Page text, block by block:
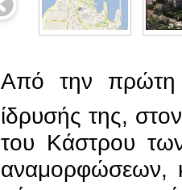
Από την πρώτη
ίδρυσής της,
του Κάστρου
αναμορφώσεων,